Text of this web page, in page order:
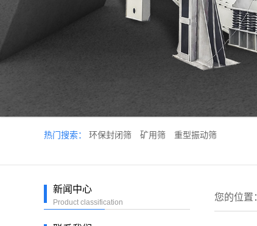
热门搜索： 环保封闭筛 矿用筛 重型振动筛
新闻中心
Product classification 您的位置